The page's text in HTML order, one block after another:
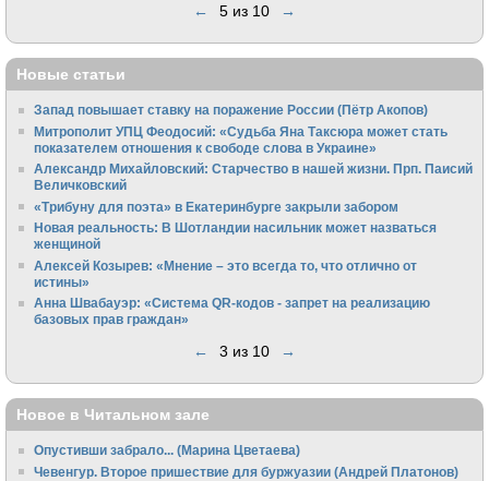
← 5 из 10 →
Новые статьи
Запад повышает ставку на поражение России (Пётр Акопов)
Митрополит УПЦ Феодосий: «Судьба Яна Таксюра может стать
показателем отношения к свободе слова в Украине»
Алек­сандр Михайловский: Старчество в нашей жизни. Прп. Паисий
Величковский
«Трибуну для поэта» в Екатеринбурге закрыли забором
Новая реальность: В Шотландии насильник может назваться
женщиной
Алексей Козырев: «Мнение – это всегда то, что отлично от
истины»
Анна Швабауэр: «Система QR-кодов - запрет на реализацию
базовых прав граждан»
← 3 из 10 →
Новое в Читальном зале
Опустивши забрало... (Марина Цветаева)
Чевенгур. Второе пришествие для буржуазии (Андрей Платонов)